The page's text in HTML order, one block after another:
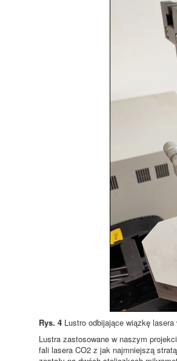
Rys. 4 Lustro odbijające wiązkę
Lustra zastosowane w naszym
fali lasera CO2 z jak najmniejszą